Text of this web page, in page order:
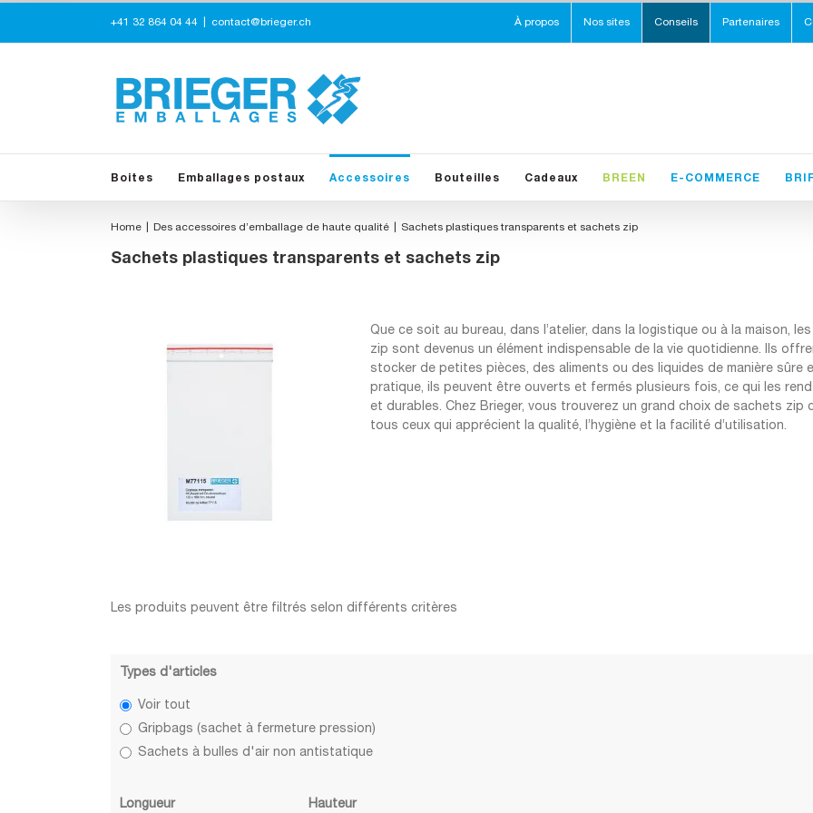
content
+41 32 864 04 44 contact@brieger.ch À propos Nos sites Conseils Partenaires
Boites Emballages postaux Accessoires Bouteilles Cadeaux BREEN E-COMMERCE BRIF
Sachets plastiques transparents et sachets zip
Home Des accessoires d’emballage de haute qualité Sachets plastiques transparents et sachets zip
Que ce soit au bureau, dans l’atelier, dans la logistique ou à la maison,
zip sont devenus un élément indispensable de la vie quotidienne. Ils
stocker de petites pièces, des aliments ou des liquides de manière sûre
pratique, ils peuvent être ouverts et fermés plusieurs fois, ce qui les
et durables. Chez Brieger, vous trouverez un grand choix de sachets
tous ceux qui apprécient la qualité, l’hygiène et la facilité d’utilisation.
Les produits peuvent être filtrés selon différents critères
Types d'articles
Voir tout
Gripbags (sachet à fermeture pression)
Sachets à bulles d'air non antistatique
Longueur Hauteur